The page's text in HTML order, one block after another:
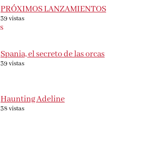
PRÓXIMOS LANZAMIENTOS
39 vistas
Spania, el secreto de las orcas
39 vistas
Haunting Adeline
38 vistas